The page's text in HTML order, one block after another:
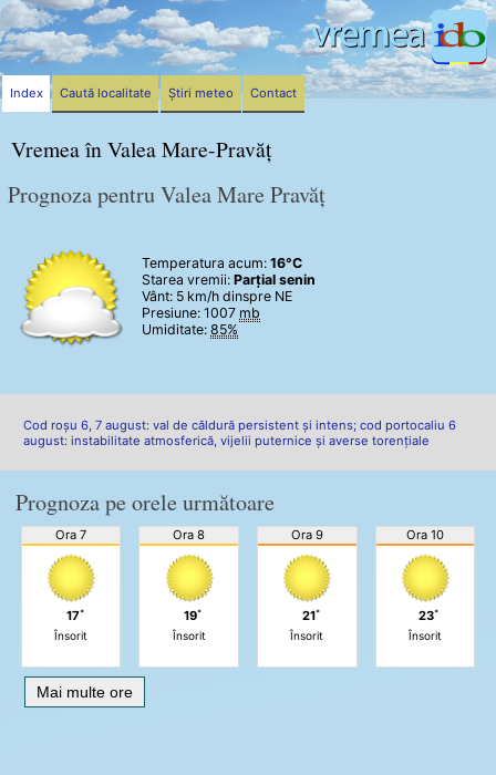
Vremea în Valea Mare-Pravăț
Prognoza pentru Valea Mare Pravăț
Temperatura acum: 16°C
Starea vremii: Parțial senin
Vânt: 5 km/h dinspre NE
Presiune: 1007 mb
Umiditate: 85%
Cod roșu 6, 7 august: val de căldură persistent și intens; cod portocaliu 6
august: instabilitate atmosferică, vijelii puternice și averse torențiale
Prognoza pe orele următoare
Ora 7
17˚
Însorit
Ora 8
19˚
Însorit
Ora 9
21˚
Însorit
Ora 10
23˚
Însorit
Mai multe ore
Index Caută localitate Știri meteo Contact